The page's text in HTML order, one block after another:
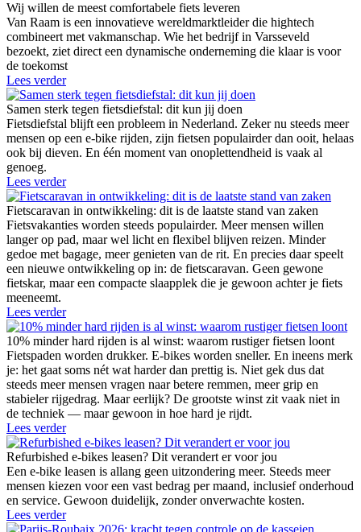
Wij willen de meest comfortabele fiets leveren
Van Raam is een innovatieve wereldmarktleider die hightech
combineert met vakmanschap. Wie het bedrijf in Varsseveld
bezoekt, ziet direct een dynamische onderneming die klaar is voor
de toekomst
Lees verder
Samen sterk tegen fietsdiefstal: dit kun jij doen
Fietsdiefstal blijft een probleem in Nederland. Zeker nu steeds meer
mensen op een e-bike rijden, zijn fietsen populairder dan ooit, helaas
ook bij dieven. En één moment van onoplettendheid is vaak al
genoeg.
Lees verder
Fietscaravan in ontwikkeling: dit is de laatste stand van zaken
Fietsvakanties worden steeds populairder. Meer mensen willen
langer op pad, maar wel licht en flexibel blijven reizen. Minder
gedoe met bagage, meer genieten van de rit. En precies daar speelt
een nieuwe ontwikkeling op in: de fietscaravan. Geen gewone
fietskar, maar een compacte slaapplek die je gewoon achter je fiets
meeneemt.
Lees verder
10% minder hard rijden is al winst: waarom rustiger fietsen loont
Fietspaden worden drukker. E-bikes worden sneller. En ineens merk
je: het gaat soms nét wat harder dan prettig is. Niet gek dus dat
steeds meer mensen vragen naar betere remmen, meer grip en
stabieler rijgedrag. Maar eerlijk? De grootste winst zit vaak niet in
de techniek — maar gewoon in hoe hard je rijdt.
Lees verder
Refurbished e-bikes leasen? Dit verandert er voor jou
Een e-bike leasen is allang geen uitzondering meer. Steeds meer
mensen kiezen voor een vast bedrag per maand, inclusief onderhoud
en service. Gewoon duidelijk, zonder onverwachte kosten.
Lees verder